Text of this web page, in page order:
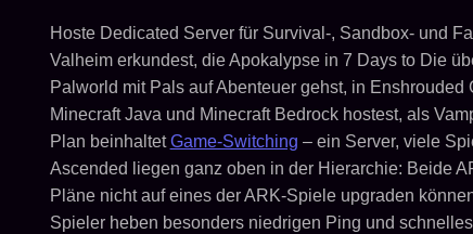
Hoste Dedicated Server für Survival-, Sandbox- und
Valheim erkundest, die Apokalypse in 7 Days to Die
Palworld mit Pals auf Abenteuer gehst, in
Minecraft Java und Minecraft Bedrock hostest, als
Plan beinhaltetGame-Switching – ein Server, viele
Ascended liegen ganz oben in der Hierarchie: Beide
Pläne nicht auf eines der ARK-Spiele upgraden
Spieler heben besonders niedrigen Ping und